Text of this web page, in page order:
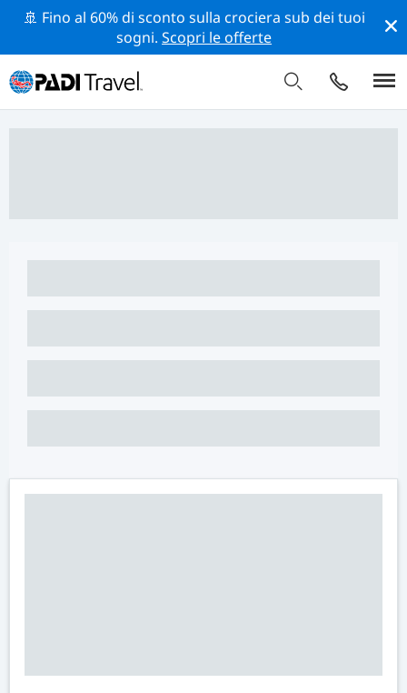
🚢 Fino al 60% di sconto sulla crociera sub dei tuoi
sogni.Scopri le offerte